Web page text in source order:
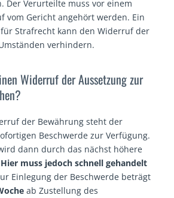
Der Verurteilte muss vor einem
vom Gericht angehört werden. Ein
Strafrecht kann den Widerruf der
verhindern.
Widerruf der Aussetzung zur
der Bewährung steht der
Beschwerde zur Verfügung.
dann durch das nächst höhere
Hier muss jedoch schnell gehandelt
Einlegung der Beschwerde beträgt
ab Zustellung des